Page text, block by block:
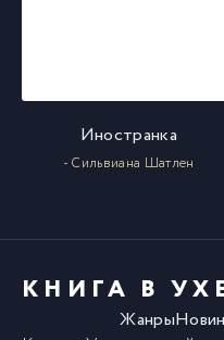
Иностранка
- Сильвиана Шатлен
КНИГА В
Жанры